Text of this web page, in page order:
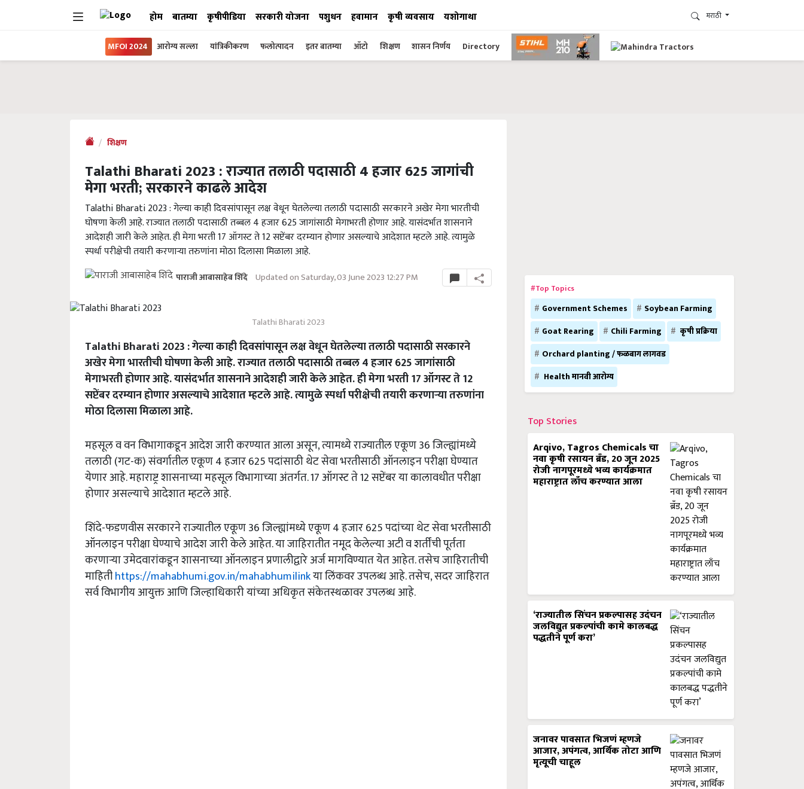
होम बातम्या कृषीपीडिया सरकारी योजना पशुधन हवामान कृषी व्यवसाय यशोगाथा मराठी
MFOI 2024 आरोग्य सल्ला यांत्रिकीकरण फलोत्पादन इतर बातम्या ऑटो शिक्षण शासन निर्णय Directory
शिक्षण
Talathi Bharati 2023 : राज्यात तलाठी पदासाठी 4 हजार 625 जागांची
मेगा भरती; सरकारने काढले आदेश
Talathi Bharati 2023 : गेल्या काही दिवसांपासून लक्ष वेधून घेतलेल्या तलाठी पदासाठी सरकारने अखेर मेगा भारतीची
घोषणा केली आहे. राज्यात तलाठी पदासाठी तब्बल 4 हजार 625 जागांसाठी मेगाभरती होणार आहे. यासंदर्भात शासनाने
आदेशही जारी केले आहेत. ही मेगा भरती 17 ऑगस्ट ते 12 सप्टेंबर दरम्यान होणार असल्याचे आदेशात म्हटले आहे. त्यामुळे
स्पर्धा परीक्षेची तयारी करणाऱ्या तरुणांना मोठा दिलासा मिळाला आहे.
पाराजी आबासाहेब शिंदे Updated on Saturday, 03 June 2023 12:27 PM
Talathi Bharati 2023
Talathi Bharati 2023 : गेल्या काही दिवसांपासून लक्ष वेधून घेतलेल्या तलाठी पदासाठी सरकारने
अखेर मेगा भारतीची घोषणा केली आहे. राज्यात तलाठी पदासाठी तब्बल 4 हजार 625 जागांसाठी
मेगाभरती होणार आहे. यासंदर्भात शासनाने आदेशही जारी केले आहेत. ही मेगा भरती 17 ऑगस्ट ते 12
सप्टेंबर दरम्यान होणार असल्याचे आदेशात म्हटले आहे. त्यामुळे स्पर्धा परीक्षेची तयारी करणाऱ्या तरुणांना
मोठा दिलासा मिळाला आहे.
महसूल व वन विभागाकडून आदेश जारी करण्यात आला असून, त्यामध्ये राज्यातील एकूण 36 जिल्ह्यांमध्ये
तलाठी (गट-क) संवर्गातील एकूण 4 हजार 625 पदांसाठी थेट सेवा भरतीसाठी ऑनलाइन परीक्षा घेण्यात
येणार आहे. महाराष्ट्र शासनाच्या महसूल विभागाच्या अंतर्गत. 17 ऑगस्ट ते 12 सप्टेंबर या कालावधीत परीक्षा
होणार असल्याचे आदेशात म्हटले आहे.
शिंदे-फडणवीस सरकारने राज्यातील एकूण 36 जिल्ह्यांमध्ये एकूण 4 हजार 625 पदांच्या थेट सेवा भरतीसाठी
ऑनलाइन परीक्षा घेण्याचे आदेश जारी केले आहेत. या जाहिरातीत नमूद केलेल्या अटी व शर्तींची पूर्तता
करणाऱ्या उमेदवारांकडून शासनाच्या ऑनलाइन प्रणालीद्वारे अर्ज मागविण्यात येत आहेत. तसेच जाहिरातीची
माहितीhttps://mahabhumi.gov.in/mahabhumilinkया लिंकवर उपलब्ध आहे. तसेच, सदर जाहिरात
सर्व विभागीय आयुक्त आणि जिल्हाधिकारी यांच्या अधिकृत संकेतस्थळावर उपलब्ध आहे.
#Top Topics
Government Schemes
Soybean Farming
Goat Rearing
Chili Farming
कृषी प्रक्रिया
Orchard planting / फळबाग लागवड
Health मानवी आरोग्य
Top Stories
Arqivo, Tagros Chemicals चा
नवा कृषी रसायन ब्रँड, 20 जून 2025
रोजी नागपूरमध्ये भव्य कार्यक्रमात
महाराष्ट्रात लाँच करण्यात आला
‘राज्यातील सिंचन प्रकल्पासह उदंचन
जलविद्युत प्रकल्पांची कामे कालबद्ध
पद्धतीने पूर्ण करा’
जनावर पावसात भिजणं म्हणजे
आजार, अपंगत्व, आर्थिक तोटा आणि
मृत्यूची चाहूल